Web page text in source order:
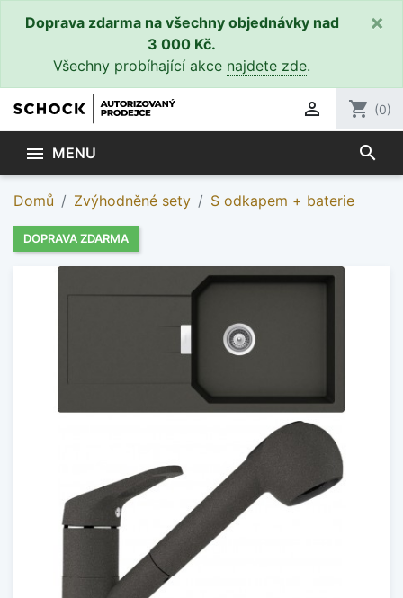
Doprava zdarma na všechny objednávky nad
3 000 Kč.
Všechny probíhající akce najdete zde.
×
 shopping_cart (0)
 MENU search
Domů Zvýhodněné sety S odkapem + baterie
DOPRAVA ZDARMA